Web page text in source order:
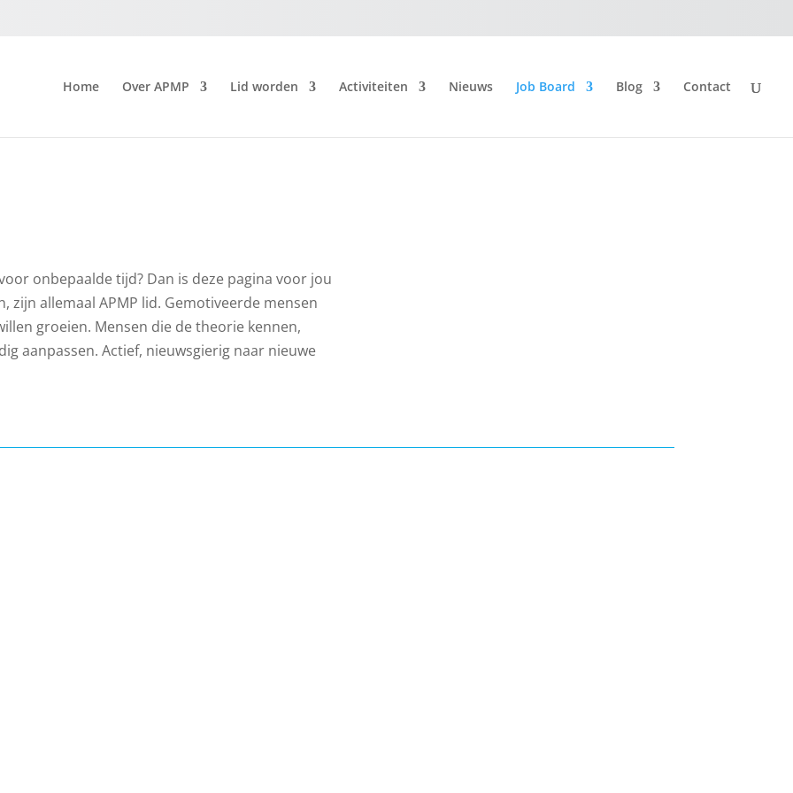
Home Over APMP Lid worden Activiteiten Nieuws Job Board Blog Contact
onbepaalde tijd? Dan is deze pagina voor jou
zijn allemaal APMP lid. Gemotiveerde mensen
groeien. Mensen die de theorie kennen,
aanpassen. Actief, nieuwsgierig naar nieuwe